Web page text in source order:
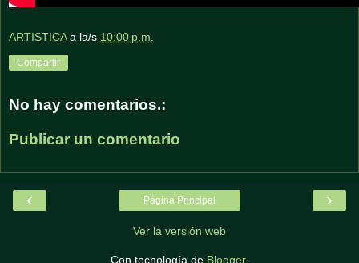
ARTISTICA a la/s 10:00 p.m.
Compartir
No hay comentarios.:
Publicar un comentario
‹ ›
Página Principal
Ver la versión web
Con tecnología de Blogger.